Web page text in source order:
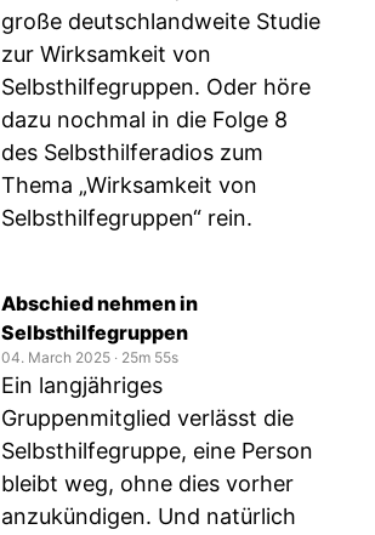
große deutschlandweite Studie
zur Wirksamkeit von
Selbsthilfegruppen. Oder höre
dazu nochmal in die Folge 8
des Selbsthilferadios zum
Thema „Wirksamkeit von
Selbsthilfegruppen“ rein.
Abschied nehmen in
Selbsthilfegruppen
04. March 2025 ‧ 25m 55s
Ein langjähriges
Gruppenmitglied verlässt die
Selbsthilfegruppe, eine Person
bleibt weg, ohne dies vorher
anzukündigen. Und natürlich